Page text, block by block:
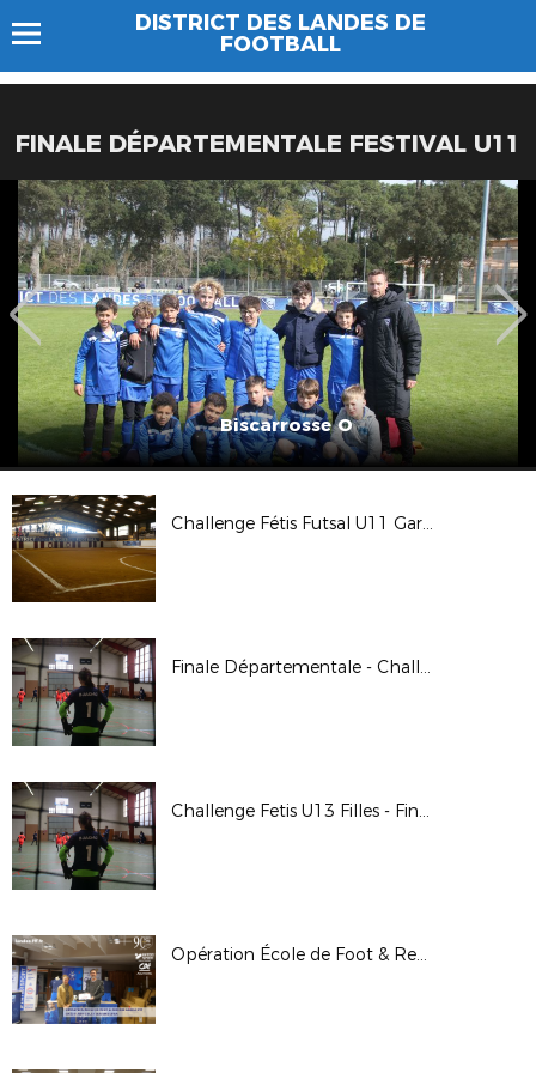
DISTRICT DES LANDES DE
FOOTBALL
FINALE DÉPARTEMENTALE FESTIVAL U11
Biscarrosse O
Challenge Fétis Futsal U11 Garçons - Finale Départementale
Finale Départementale - Challenge Fétis U13 Filles
Challenge Fetis U13 Filles - Finale Départementale
Opération École de Foot & Remises des Labels FFF Crédit Agricole / Seniors LFNA